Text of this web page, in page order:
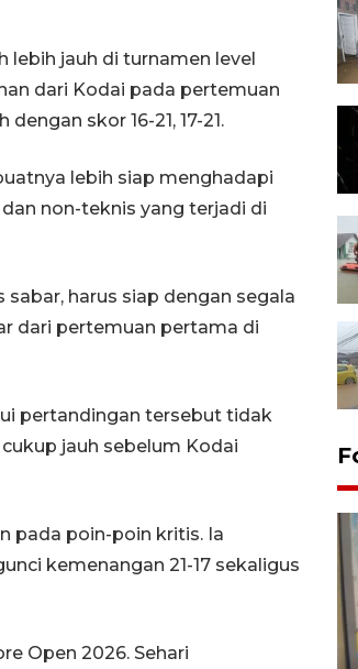
lebih jauh di turnamen level
dari Kodai pada pertemuan
skor 16-21, 17-21.
lebih siap menghadapi
non-teknis yang terjadi di
harus siap dengan segala
dari pertemuan pertama di
pertandingan tersebut tidak
jauh sebelum Kodai
pada poin-poin kritis. Ia
kemenangan 21-17 sekaligus
Open 2026. Seharipembentukan